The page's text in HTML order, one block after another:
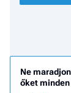
Ne
őket minden